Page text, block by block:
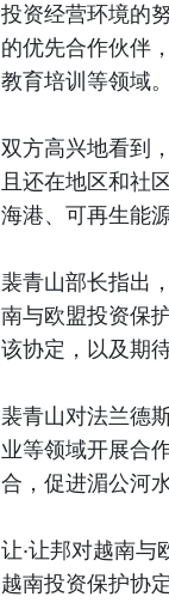
投资经营环境的
的优先合作伙伴
教育培训等领域。
双方高兴地看到
且还在地区和社
海港、可再生能
裴青山部长指出
南与欧盟投资保
该协定，以及期
裴青山对法兰德
业等领域开展合
合，促进湄公河
让·让邦对越南
越南投资保护协